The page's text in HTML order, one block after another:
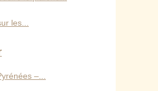
les...
–...